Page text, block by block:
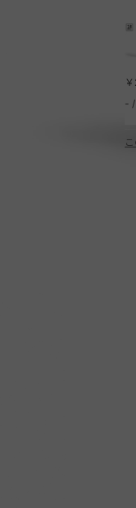
- /